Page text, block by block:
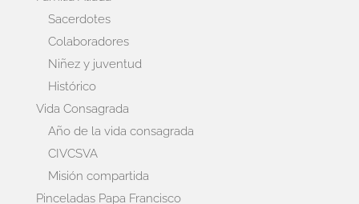
Sacerdotes
Colaboradores
Niñez y juventud
Histórico
Vida Consagrada
Año de la vida consagrada
CIVCSVA
Misión compartida
Pinceladas Papa Francisco